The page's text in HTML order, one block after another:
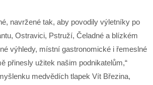
navržené tak, aby povodily výletníky po
Ostravici, Pstruží, Čeladné a blízkém
výhledy, místní gastronomické i řemeslné
přinesly užitek našim podnikatelům,“
medvědích tlapek Vít Březina,